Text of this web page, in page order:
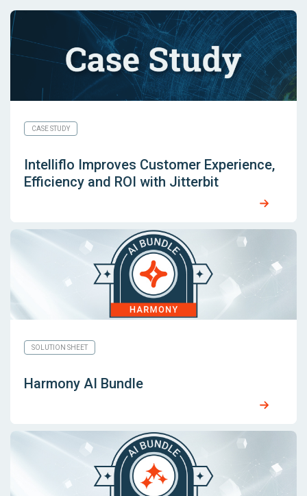
CASE STUDY
Intelliflo Improves Customer Experience,
Efficiency and ROI with Jitterbit
SOLUTION SHEET
Harmony AI Bundle